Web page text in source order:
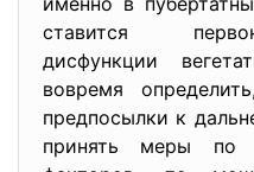
ставится
дисфункции
вовремя
предпосылки к
принять меры по